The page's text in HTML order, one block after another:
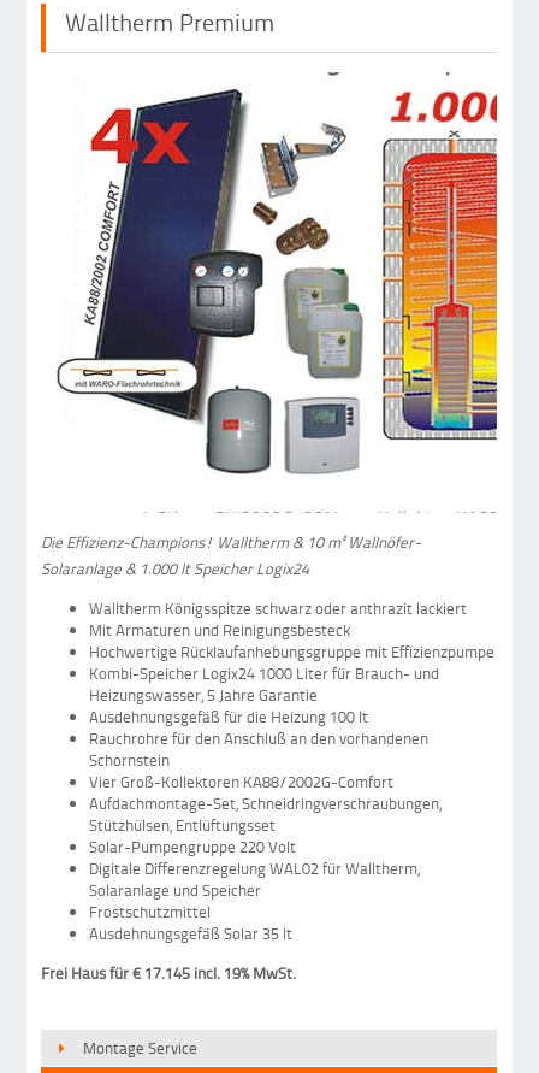
Walltherm Premium
Die Effizienz-Champions! Walltherm & 10 m² Wallnöfer-
Solaranlage & 1.000 lt Speicher Logix24
Walltherm Königsspitze schwarz oder anthrazit lackiert
Mit Armaturen und Reinigungsbesteck
Hochwertige Rücklaufanhebungsgruppe mit Effizienzpumpe
Kombi-Speicher Logix24 1000 Liter für Brauch- und
Heizungswasser, 5 Jahre Garantie
Ausdehnungsgefäß für die Heizung 100 lt
Rauchrohre für den Anschluß an den vorhandenen
Schornstein
Vier Groß-Kollektoren KA88/2002G-Comfort
Aufdachmontage-Set, Schneidringverschraubungen,
Stützhülsen, Entlüftungsset
Solar-Pumpengruppe 220 Volt
Digitale Differenzregelung WAL02 für Walltherm,
Solaranlage und Speicher
Frostschutzmittel
Ausdehnungsgefäß Solar 35 lt
Frei Haus für € 17.145 incl. 19% MwSt.
Montage Service